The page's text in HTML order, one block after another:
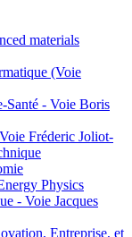
materials
(Voie
- Voie Boris
Fréderic Joliot-
Physics
- Voie Jacques
Entreprise, et